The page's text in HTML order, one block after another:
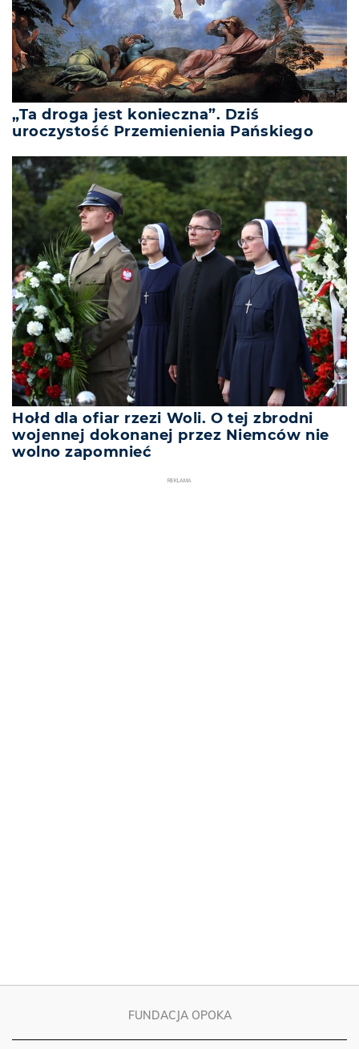
„Ta droga jest konieczna”. Dziś
uroczystość Przemienienia Pańskiego
Hołd dla ofiar rzezi Woli. O tej zbrodni
wojennej dokonanej przez Niemców nie
wolno zapomnieć
REKLAMA
FUNDACJA OPOKA